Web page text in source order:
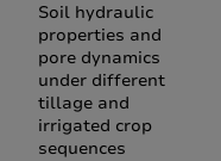
Soil hydraulic
properties and
pore dynamics
under different
tillage and
irrigated crop
sequences